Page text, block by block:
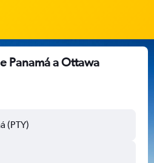
Panamá a Ottawa
(PTY)